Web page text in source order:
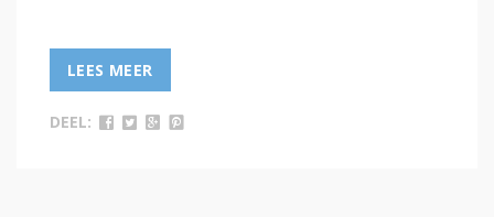
LEES MEER
DEEL: